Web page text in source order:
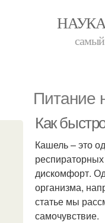
Питание
Как
Кашель – это
дискомфорт.
организма,
статье мы
самочувствие.